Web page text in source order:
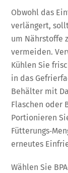
Obwohl das
verlängert,
um Nährstoffe
vermeiden.
Kühlen Sie
in das
Behälter mit
Flaschen oder
Portionieren
erneutes
Wählen Sie